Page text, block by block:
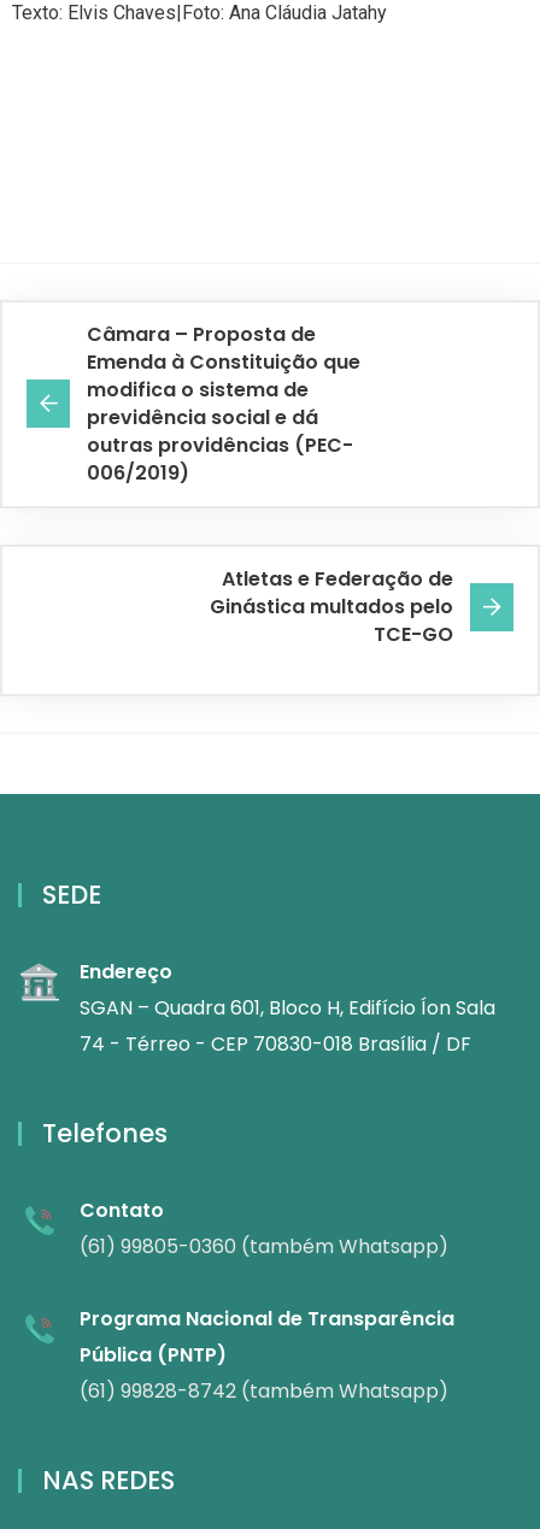
Texto: Elvis Chaves|Foto: Ana Cláudia Jatahy
Câmara – Proposta de
Emenda à Constituição que
modifica o sistema de
previdência social e dá
outras providências (PEC-
006/2019)
Atletas e Federação de
Ginástica multados pelo
TCE-GO
SEDE
Endereço
SGAN – Quadra 601, Bloco H, Edifício Íon Sala
74 - Térreo - CEP 70830-018 Brasília / DF
Telefones
Contato
(61) 99805-0360 (também Whatsapp)
Programa Nacional de Transparência
Pública (PNTP)
(61) 99828-8742 (também Whatsapp)
NAS REDES